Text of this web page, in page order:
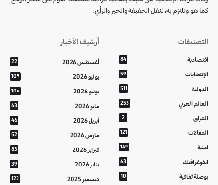
كما هو وتلتزم به، لنقل الحقيقة والخبر والرأي.
التصنيفات
اقتصادية 84
الإنتخابات 59
الدولية 511
العالم العربي 253
العراق 2
المقالات 121
امنية 149
انفوغرافيك 63
بوصلة ثقافية 10
أرشيف الأخبار
أغسطس 2026 22
يوليو 2026 109
يونيو 2026 106
مايو 2026 43
أبريل 2026 46
مارس 2026 52
فبراير 2026 83
يناير 2026 39
ديسمبر 2025 122